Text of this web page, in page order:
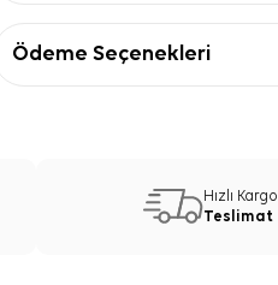
Ödeme Seçenekleri
Hızlı Kargo
Teslimat